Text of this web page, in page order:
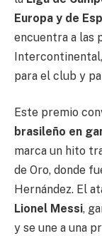
Europa y de
encuentra a las
para el club y
Este premio
brasileño en
marca un hito
de Oro, donde
Hernández. El
Lionel Messi,
y se une a una